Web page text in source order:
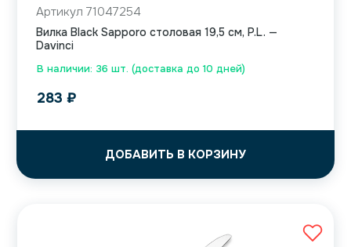
В наличии: 36 шт. (доставка до 10 дней)
Артикул 71047254
Вилка Black Sapporo столовая 19,5 см, P.L. —
Davinci
283 ₽
ДОБАВИТЬ В КОРЗИНУ